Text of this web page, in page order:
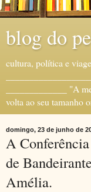
blog do
cultura, política e
_____________ "A
volta ao seu tamanho
domingo, 23 de junho de
A
de
Amélia.